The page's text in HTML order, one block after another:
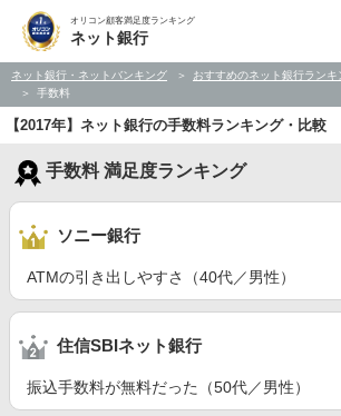
オリコン顧客満足度ランキング
ネット銀行
ネット銀行・ネットバンキング おすすめのネット銀行ランキ
手数料
【2017年】ネット銀行の手数料ランキング・比較
手数料 満足度ランキング
ソニー銀行
ATMの引き出しやすさ（40代／男性）
住信SBIネット銀行
振込手数料が無料だった（50代／男性）